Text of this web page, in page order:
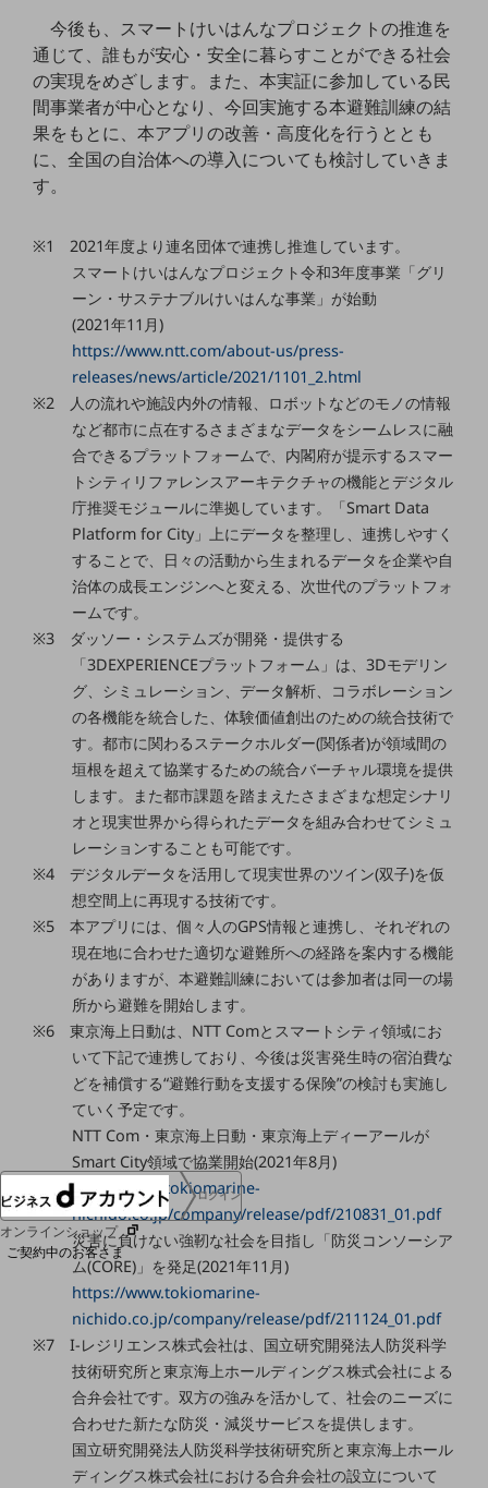
社長からのご挨拶
事業拠点
グループ会社
会社案内パンフレット
ニュースルーム
ニュースルームTOP
地域からの発表
重要なお知らせ
サステナビリティ
サステナビリティTOP
NTTドコモビジネスグループのサステナビリティ
サステナビリティ基本方針
サステナビリティレポート
ダイバーシティ
経営情報TOP
基礎的電気通信役務損益明細表
採用情報TOP
経験者採用
障がい者採用
人材育成制度
広告・協賛
NTTドコモグループ
ログイン
オンラインショップ
ご契約中のお客さま
サービス別サポート情報
ご契約中サービスの一元管理
今後も、スマートけいはんなプロジェクトの推進を
通じて、誰もが安心・安全に暮らすことができる社会
の実現をめざします。また、本実証に参加している民
間事業者が中心となり、今回実施する本避難訓練の結
果をもとに、本アプリの改善・高度化を行うととも
に、全国の自治体への導入についても検討していきま
す。
※1 2021年度より連名団体で連携し推進しています。
スマートけいはんなプロジェクト令和3年度事業「グリ
ーン・サステナブルけいはんな事業」が始動
(2021年11月)
https://www.ntt.com/about-us/press-
releases/news/article/2021/1101_2.html
※2 人の流れや施設内外の情報、ロボットなどのモノの情報
など都市に点在するさまざまなデータをシームレスに融
合できるプラットフォームで、内閣府が提示するスマー
トシティリファレンスアーキテクチャの機能とデジタル
庁推奨モジュールに準拠しています。「Smart Data
Platform for City」上にデータを整理し、連携しやすく
することで、日々の活動から生まれるデータを企業や自
治体の成長エンジンへと変える、次世代のプラットフォ
ームです。
※3 ダッソー・システムズが開発・提供する
「3DEXPERIENCEプラットフォーム」は、3Dモデリン
グ、シミュレーション、データ解析、コラボレーション
の各機能を統合した、体験価値創出のための統合技術で
す。都市に関わるステークホルダー(関係者)が領域間の
垣根を超えて協業するための統合バーチャル環境を提供
します。また都市課題を踏まえたさまざまな想定シナリ
オと現実世界から得られたデータを組み合わせてシミュ
レーションすることも可能です。
※4 デジタルデータを活用して現実世界のツイン(双子)を仮
想空間上に再現する技術です。
※5 本アプリには、個々人のGPS情報と連携し、それぞれの
現在地に合わせた適切な避難所への経路を案内する機能
がありますが、本避難訓練においては参加者は同一の場
所から避難を開始します。
※6 東京海上日動は、NTT Comとスマートシティ領域にお
いて下記で連携しており、今後は災害発生時の宿泊費な
どを補償する“避難行動を支援する保険”の検討も実施し
ていく予定です。
NTT Com・東京海上日動・東京海上ディーアールが
Smart City領域で協業開始(2021年8月)
https://www.tokiomarine-
nichido.co.jp/company/release/pdf/210831_01.pdf
災害に負けない強靭な社会を目指し「防災コンソーシア
ム(CORE)」を発足(2021年11月)
https://www.tokiomarine-
nichido.co.jp/company/release/pdf/211124_01.pdf
※7 I-レジリエンス株式会社は、国立研究開発法人防災科学
技術研究所と東京海上ホールディングス株式会社による
合弁会社です。双方の強みを活かして、社会のニーズに
合わせた新たな防災・減災サービスを提供します。
国立研究開発法人防災科学技術研究所と東京海上ホール
ディングス株式会社における合弁会社の設立について